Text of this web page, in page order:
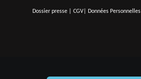
Dossier presse CGV Données Personnelles